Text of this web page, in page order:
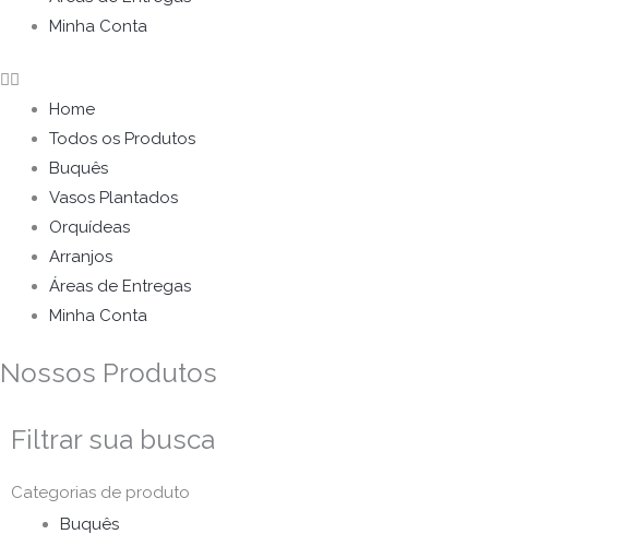
Minha Conta
Home
Todos os Produtos
Buquês
Vasos Plantados
Orquídeas
Arranjos
Áreas de Entregas
Minha Conta
Nossos Produtos
Filtrar sua busca
Categorias de produto
Buquês